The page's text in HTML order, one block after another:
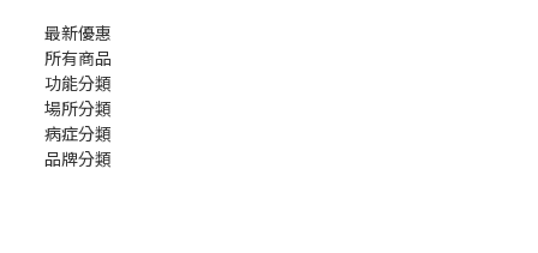
最新優惠
所有商品
功能分類
場所分類
病症分類
品牌分類